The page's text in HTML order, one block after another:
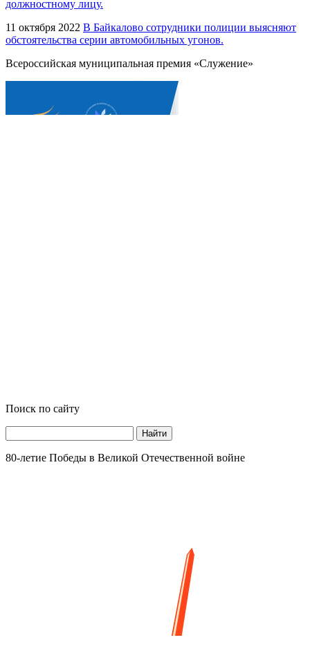
должностному лицу.
11 октября 2022 В Байкалово сотрудники полиции выясняют
обстоятельства серии автомобильных угонов.
Всероссийская муниципальная премия «Служение»
Поиск по сайту
Найти
80-летие Победы в Великой Отечественной войне